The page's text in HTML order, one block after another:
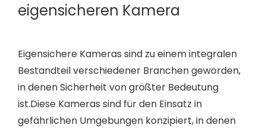
eigensicheren Kamera
Eigensichere Kameras sind zu einem integralen
Bestandteil verschiedener Branchen geworden,
in denen Sicherheit von größter Bedeutung
ist.Diese Kameras sind für den Einsatz in
gefährlichen Umgebungen konzipiert, in denen